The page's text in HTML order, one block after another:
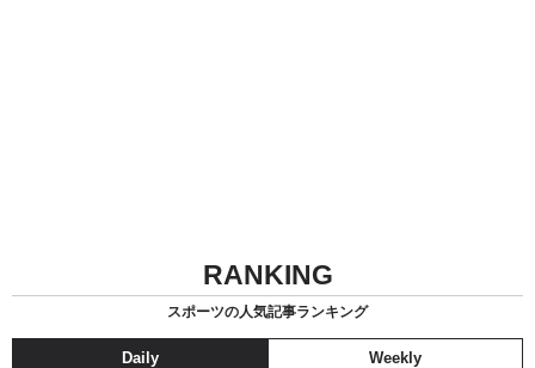
RANKING
スポーツの人気記事ランキング
Daily Weekly